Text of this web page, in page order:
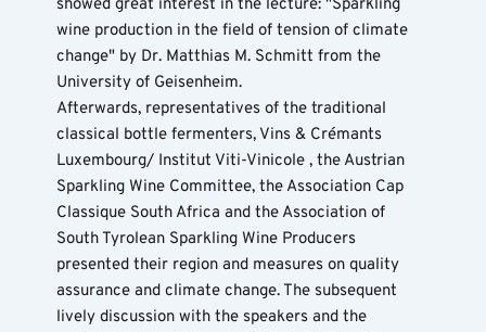
showed great interest in the lecture: "Sparkling
wine production in the field of tension of climate
change" by Dr. Matthias M. Schmitt from the
University of Geisenheim.
Afterwards, representatives of the traditional
classical bottle fermenters, Vins & Crémants
Luxembourg/ Institut Viti-Vinicole , the Austrian
Sparkling Wine Committee, the Association Cap
Classique South Africa and the Association of
South Tyrolean Sparkling Wine Producers
presented their region and measures on quality
assurance and climate change. The subsequent
lively discussion with the speakers and the